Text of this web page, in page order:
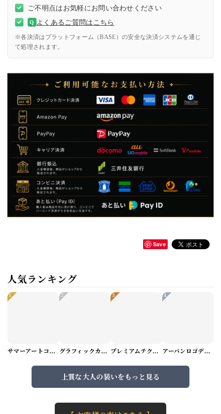
ご不明点はお気軽にお問い合わせください
Q よくあるご質問はこちら
※各決済はプラットフォーム（BASE）の安全な決済システムを通じ
て処理されます。
Save
人気ランキング
1
サマーアートコーデセット（5パターン） M1048
2
グラフィックカーゴショートパンツ M1029
3
プレミアムテクスチャーニット（4color） M0971
4
アーバンロゴデザインTシャツ（3color） M0984
上質な大人の装いをもっと見る